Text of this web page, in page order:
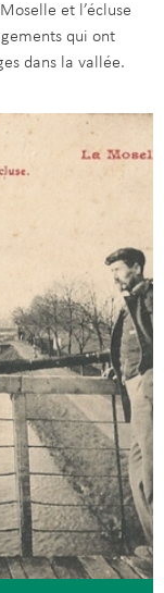
et l’écluse
qui ont
dans la vallée.